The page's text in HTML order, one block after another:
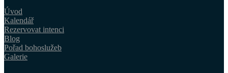
Úvod
Kalendář
Rezervovat intenci
Blog
Pořad bohoslužeb
Galerie